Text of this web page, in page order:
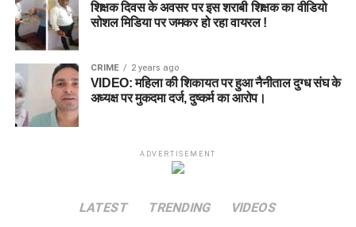
शिक्षक दिवस के अवसर पर इस शराबी शिक्षक का वीडियो
सोशल मिडिया पर जमकर हो रहा वायरल !
CRIME 2 years ago
VIDEO: महिला की शिकायत पर हुआ नैनीताल दुग्ध संघ के
अध्यक्ष पर मुकदमा दर्ज, दुष्कर्म का आरोप।
ADVERTISEMENT
LATEST TRENDING VIDEOS